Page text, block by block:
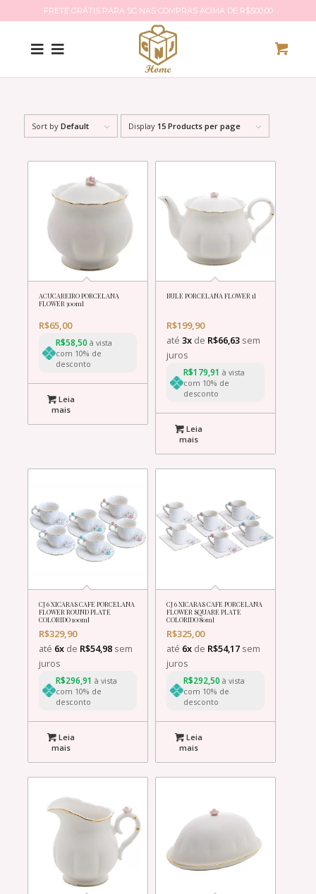
FRETE GRÁTIS PARA SC NAS COMPRAS ACIMA DE R$500,00
Sort by Default Display 15 Products per page
ACUCAREIRO PORCELANA
FLOWER 300ml
R$65,00
R$58,50 à vista
com 10% de
desconto
Leia
mais
BULE PORCELANA FLOWER 1l
R$199,90
até 3xde R$66,63sem
juros
R$179,91 à vista
com 10% de
desconto
Leia
mais
CJ 6 XICARAS CAFE PORCELANA
FLOWER ROUND PLATE
COLORIDO 100ml
R$329,90
até 6xde R$54,98sem
juros
R$296,91 à vista
com 10% de
desconto
Leia
mais
CJ 6 XICARAS CAFE PORCELANA
FLOWER SQUARE PLATE
COLORIDO 80ml
R$325,00
até 6xde R$54,17sem
juros
R$292,50 à vista
com 10% de
desconto
Leia
mais